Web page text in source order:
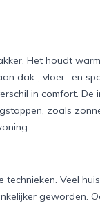
Het houdt
dak-, vloer- en
in comfort.
zoals
Veel
geworden.